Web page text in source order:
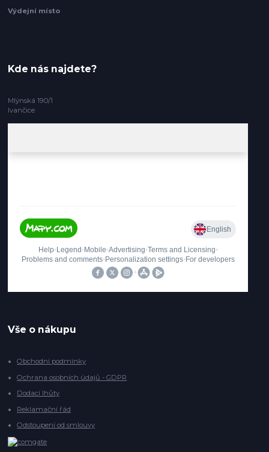
Výdejní místo
Kde nás najdete?
Mlýnská 190/1
Ivančice
Vše o nákupu
Obchodní podmínky
Ochrana osobních údajů - GDPR
Dodací lhůty
Reklamační řád
Odstoupení od smlouvy